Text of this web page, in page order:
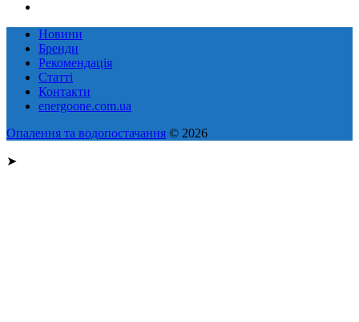
Новини
Бренди
Рекомендація
Статті
Контакти
energoone.com.ua
Опалення та водопостачання © 2026
➤